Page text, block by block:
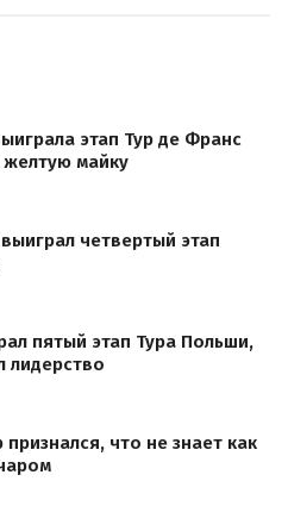
этап Тур де Франс
майку
четвертый этап
пятый этап Тура Польши,
лидерство
что не знает как